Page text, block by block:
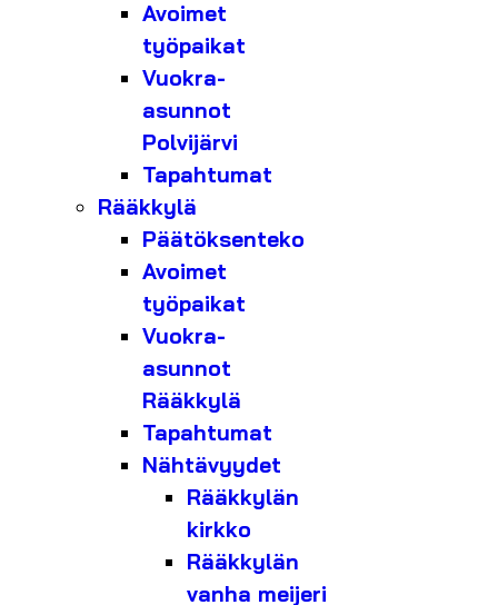
Avoimet
työpaikat
Vuokra-
asunnot
Polvijärvi
Tapahtumat
Rääkkylä
Päätöksenteko
Avoimet
työpaikat
Vuokra-
asunnot
Rääkkylä
Tapahtumat
Nähtävyydet
Rääkkylän
kirkko
Rääkkylän
vanha meijeri